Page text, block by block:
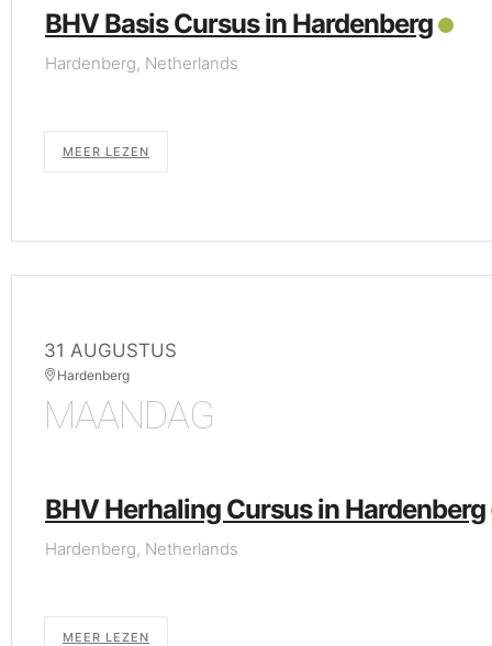
BHV Basis Cursus in Hardenberg
Hardenberg, Netherlands
MEER LEZEN
31 AUGUSTUS
Hardenberg
MAANDAG
BHV Herhaling Cursus in Hardenberg
Hardenberg, Netherlands
MEER LEZEN